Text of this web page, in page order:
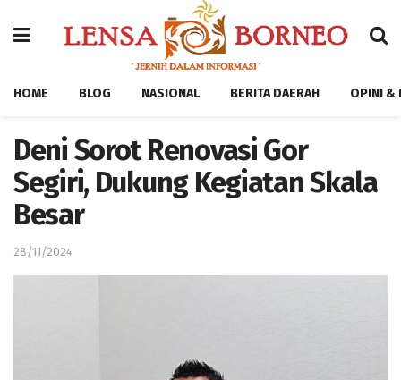
HOME BLOG NASIONAL BERITA DAERAH OPINI &
Deni Sorot Renovasi Gor
Segiri, Dukung Kegiatan Skala
Besar
28/11/2024